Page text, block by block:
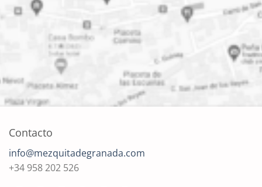
Contacto
info@mezquitadegranada.com
+34 958 202 526